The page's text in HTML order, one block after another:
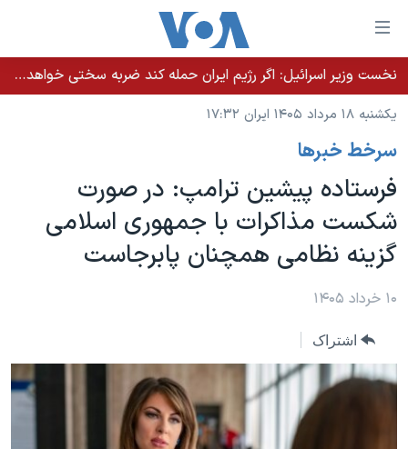
لینکهای
قابل
دسترسی
جهش
محتوای
اصلی
جهش
به
صفحه
جهش
خانه
نسخه سبک وب‌سایت
موضوع ها
ایران
آمریکا
جهان
ورزشی
فرهنگ و زندگی
برنامه های تلویزیونی
جدول برنامه ها
صفحه‌های ویژه
جام جهانی ۲۰۲۶
بایگانی برنامه‌های تلویزیونی
فرکانس‌های صدای آمریکا
پخش رادیویی
یادگیری زبان انگلیسی
نخست وزیر اسرائيل: اگر رژیم ایران حمله کند ضربه سختی خواهد خورد
یکشنبه ۱۸ مرداد ۱۴۰۵ ایران ۱۷:۳۲
سرخط خبرها
فرستاده پیشین ترامپ: در صورت
شکست مذاکرات با جمهوری اسلامی
گزینه نظامی همچنان پابرجاست
۱۰ خرداد ۱۴۰۵
اشتراک